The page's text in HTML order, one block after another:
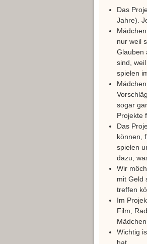
Das
Jahre).
nur weil
Glauben
sind,
spielen
sogar
Projekte
Das
können,
spielen
dazu,
Wir
mit Geld
treffen
Im
Film,
Wichtig
hat.